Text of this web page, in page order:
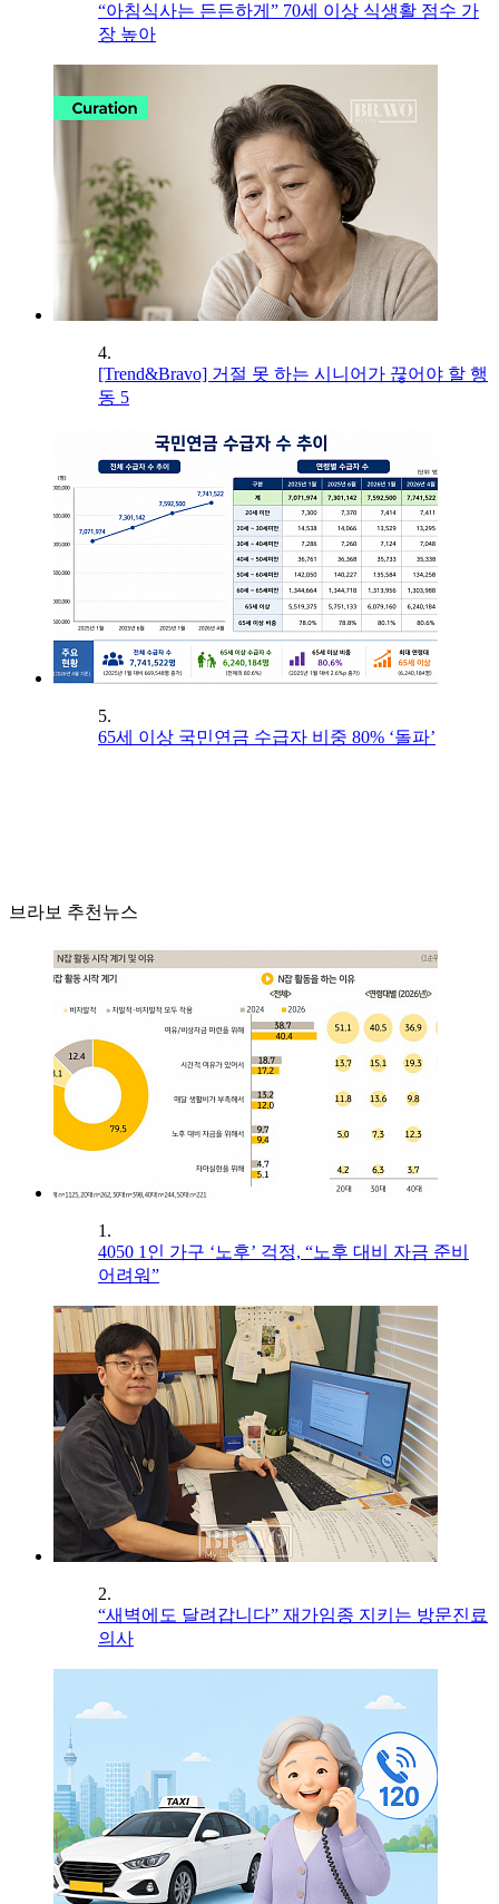
“아침식사는 든든하게” 70세 이상 식생활 점수 가
장 높아
4.
[Trend&Bravo] 거절 못 하는 시니어가 끊어야 할 행
동 5
5.
65세 이상 국민연금 수급자 비중 80% ‘돌파’
브라보 추천뉴스
1.
4050 1인 가구 ‘노후’ 걱정, “노후 대비 자금 준비
어려워”
2.
“새벽에도 달려갑니다” 재가임종 지키는 방문진료
의사